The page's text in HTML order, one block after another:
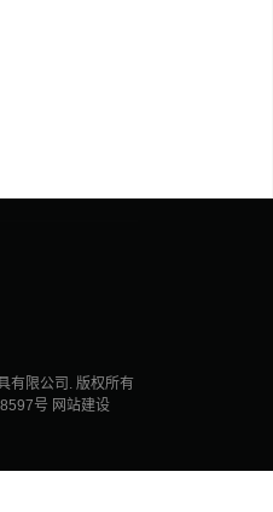
有限公司. 版权所有
号 网站建设